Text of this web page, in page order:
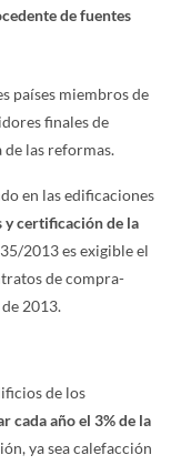
de fuentes
países miembros de
finales de
de las reformas.
en las edificaciones
y certificación de la
2013 es exigible el
de compra-
2013.
de los
cada año el 3% de la
ya sea calefacción